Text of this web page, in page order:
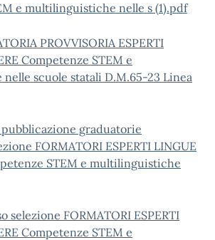
e multilinguistiche nelle s (1).pdf
PROVVISORIA ESPERTI
Competenze STEM e
scuole statali D.M.65-23 Linea
graduatorie
FORMATORI ESPERTI LINGUE
STEM e multilinguistiche
selezione FORMATORI ESPERTI
Competenze STEM e